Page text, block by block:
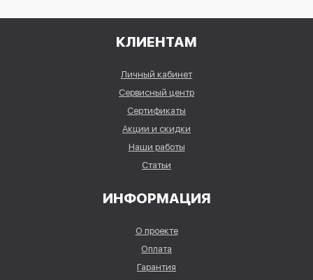
КЛИЕНТАМ
Личный кабинет
Сервисный центр
Сертификаты
Акции и скидки
Наши работы
Статьи
ИНФОРМАЦИЯ
О проекте
Оплата
Гарантия